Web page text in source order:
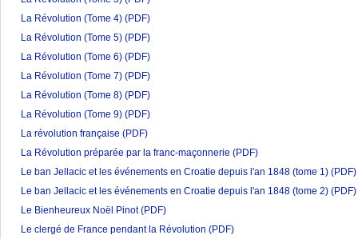
La Révolution (Tome 4) (PDF)
La Révolution (Tome 5) (PDF)
La Révolution (Tome 6) (PDF)
La Révolution (Tome 7) (PDF)
La Révolution (Tome 8) (PDF)
La Révolution (Tome 9) (PDF)
La révolution française (PDF)
La Révolution préparée par la franc-maçonnerie (PDF)
Le ban Jellacic et les événements en Croatie depuis l'an 1848 (tome 1) (PDF)
Le ban Jellacic et les événements en Croatie depuis l'an 1848 (tome 2) (PDF)
Le Bienheureux Noël Pinot (PDF)
Le clergé de France pendant la Révolution (PDF)